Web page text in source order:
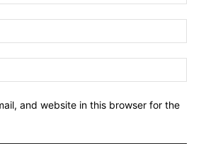
and website in this browser for the